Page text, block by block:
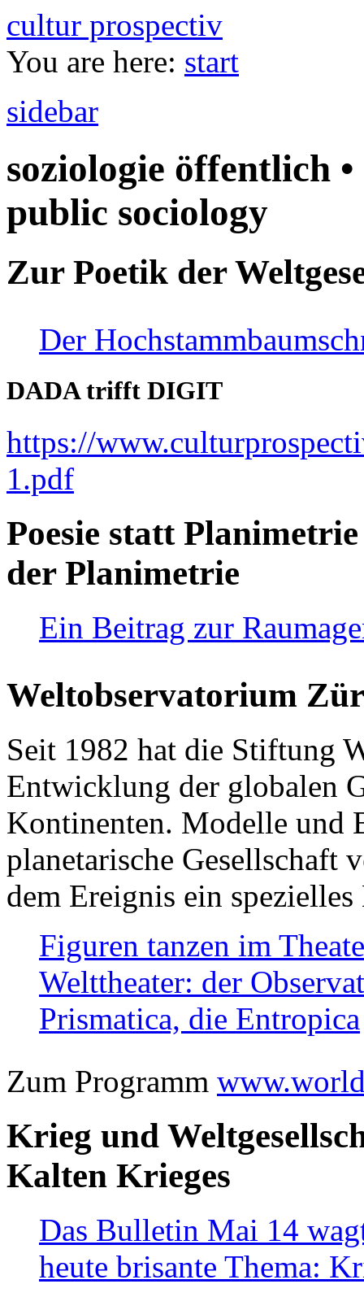
cultur prospectiv
You are here: start
sidebar
soziologie öffentlich
public sociology
Zur Poetik der
Der
DADA trifft DIGIT
https://
1.pdf
Poesie statt
der Planimetrie
Ein Beitrag zur
Weltobservatorium
Seit 1982 hat die Stiftung
Entwicklung der globalen
Kontinenten. Modelle und
planetarische Gesellschaft
dem Ereignis ein
Figuren tanzen im
Welttheater: der
Prismatica, die Entropica
Zum Programm
Krieg und
Kalten Krieges
Das Bulletin Mai 14
heute brisante Thema: